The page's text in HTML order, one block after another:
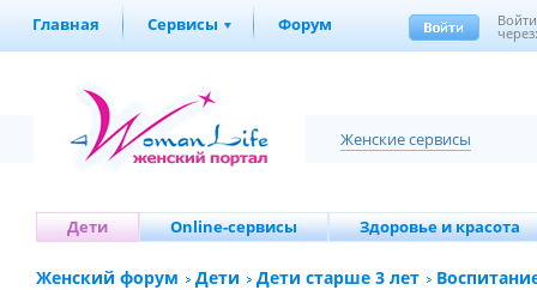
Главная Сервисы Форум Войти
Женские сервисы
Дети Online-сервисы Здоровье и красота
Женский форум Дети Дети старше 3 лет